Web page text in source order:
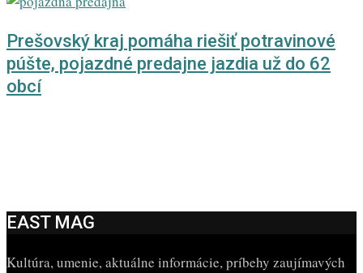
Prešovský kraj pomáha riešiť potravinové
púšte, pojazdné predajne jazdia už do 62
obcí
EAST MAG
Kultúra, umenie, aktuálne informácie, príbehy zaujímavých